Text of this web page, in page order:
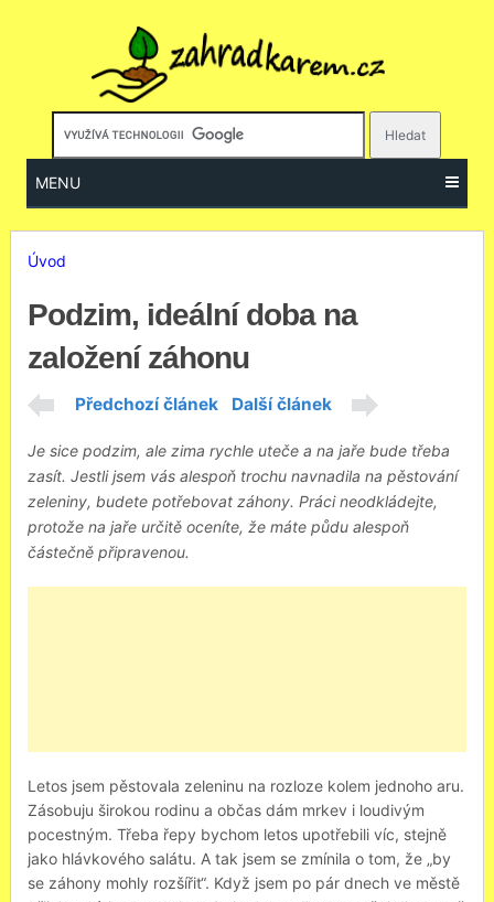
MENU
Úvod
Podzim, ideální doba na
založení záhonu
Předchozí článek Další článek
Je sice podzim, ale zima rychle uteče a na jaře bude třeba
zasít. Jestli jsem vás alespoň trochu navnadila na pěstování
zeleniny, budete potřebovat záhony. Práci neodkládejte,
protože na jaře určitě oceníte, že máte půdu alespoň
částečně připravenou.
Letos jsem pěstovala zeleninu na rozloze kolem jednoho aru.
Zásobuju širokou rodinu a občas dám mrkev i loudivým
pocestným. Třeba řepy bychom letos upotřebili víc, stejně
jako hlávkového salátu. A tak jsem se zmínila o tom, že „by
se záhony mohly rozšířit“. Když jsem po pár dnech ve městě